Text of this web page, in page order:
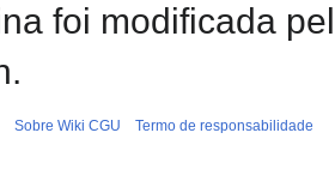
foi modificada
Sobre Wiki CGU Termo de responsabilidade